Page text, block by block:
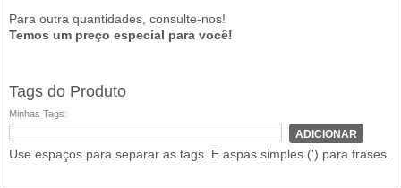
Para outra quantidades, consulte-nos!
Temos um preço especial para você!
Tags do Produto
Minhas Tags:
ADICIONAR
Use espaços para separar as tags. E aspas simples (') para frases.